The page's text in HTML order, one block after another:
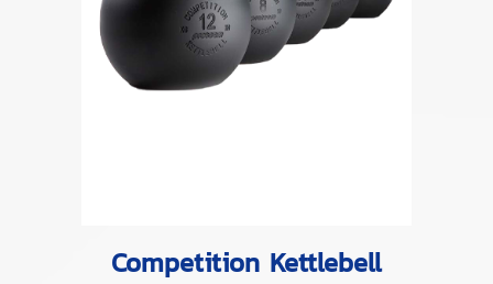
Competition Kettlebell